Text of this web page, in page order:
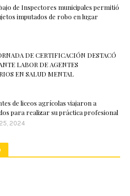
de Inspectores municipales permitió
imputados de robo en lugar
DE CERTIFICACIÓN DESTACÓ
LABOR DE AGENTES
EN SALUD MENTAL
de liceos agrícolas viajaron a
para realizar su práctica profesional
2024